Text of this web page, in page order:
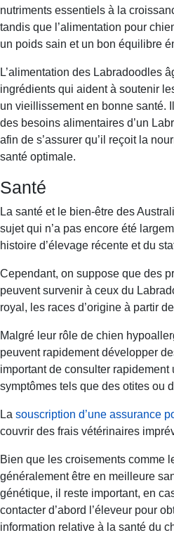
nutriments essentiels à la
tandis que l’alimentation pour
un poids sain et un bon équilibre
L’alimentation des Labradoodles
ingrédients qui aident à soutenir
un vieillissement en bonne santé.
des besoins alimentaires d’un
afin de s’assurer qu’il reçoit la
santé optimale.
Santé
La santé et le bien-être des
sujet qui n’a pas encore été
histoire d’élevage récente et du
Cependant, on suppose que des
peuvent survenir à ceux du
royal, les races d’origine à partir
Malgré leur rôle de chien
peuvent rapidement développer
important de consulter
symptômes tels que des otites ou
La souscription d’une assurance
couvrir des frais vétérinaires
Bien que les croisements comme
généralement être en meilleure
génétique, il reste important, en
contacter d’abord l’éleveur pour
information relative à la santé du